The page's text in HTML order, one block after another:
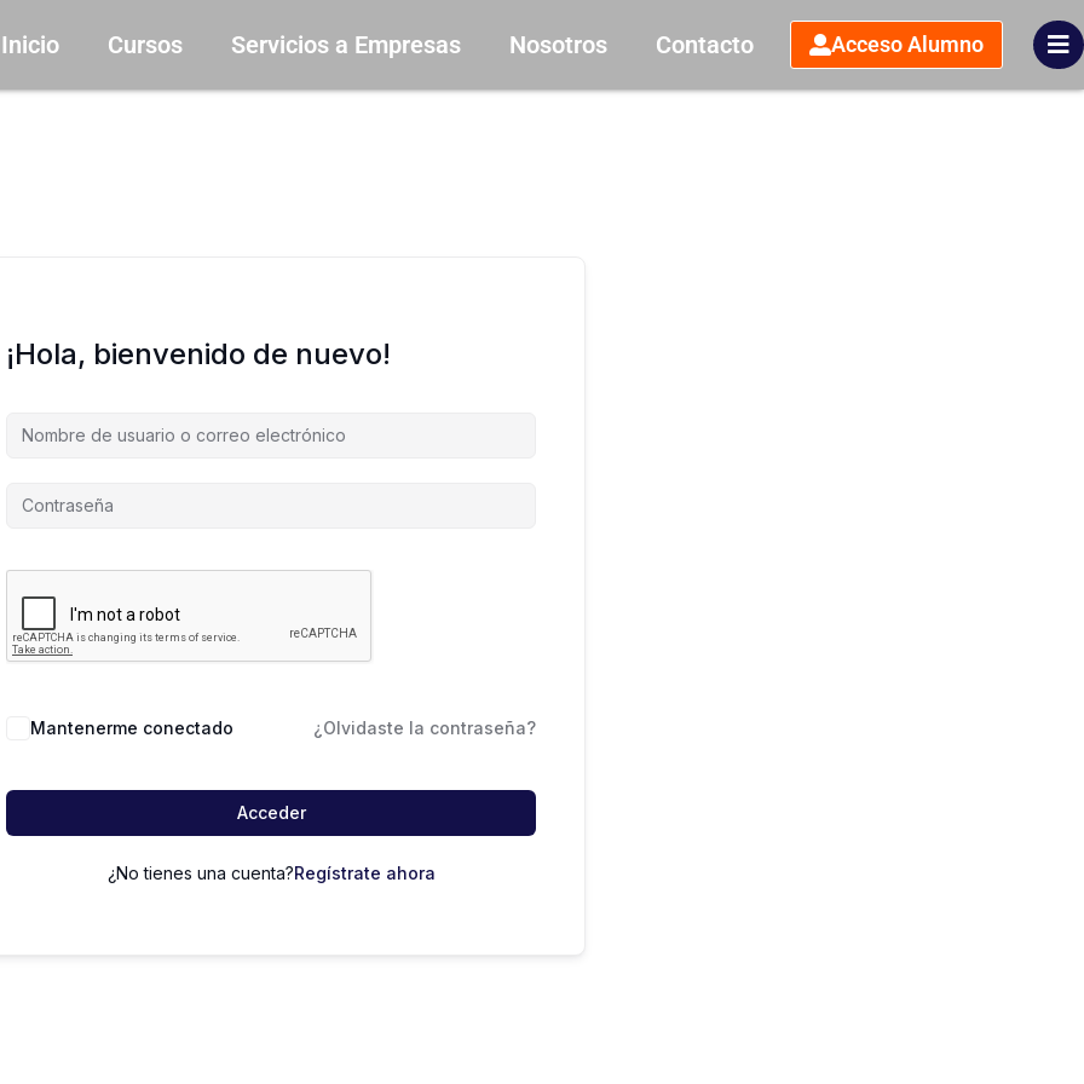
Inicio Cursos Servicios a Empresas Nosotros Contacto Acceso Alumno
¡Hola, bienvenido de nuevo!
Mantenerme conectado ¿Olvidaste la contraseña?
Acceder
¿No tienes una cuenta?Regístrate ahora